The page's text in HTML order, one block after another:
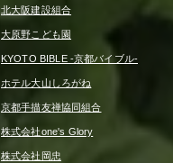
北大阪建設組合
大原野こども園
KYOTO BIBLE -京都バイブル-
ホテル大山しろがね
京都手描友禅協同組合
株式会社one's Glory
株式会社岡忠